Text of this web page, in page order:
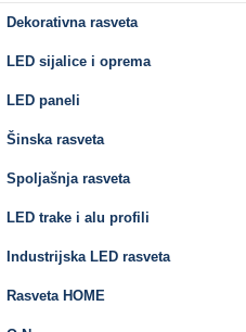
Dekorativna rasveta
LED sijalice i oprema
LED paneli
Šinska rasveta
Spoljašnja rasveta
LED trake i alu profili
Industrijska LED rasveta
Rasveta HOME